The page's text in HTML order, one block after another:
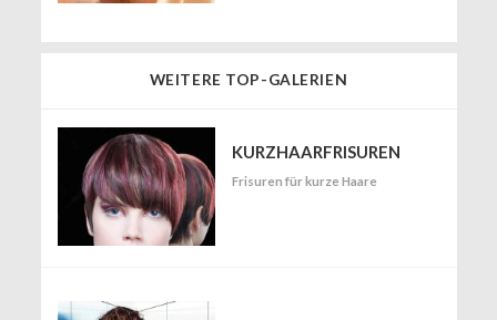
WEITERE TOP-GALERIEN
KURZHAARFRISUREN
Frisuren für kurze Haare